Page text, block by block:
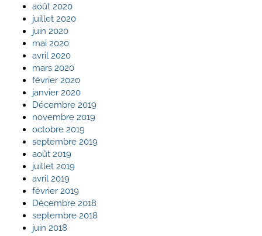
août 2020
juillet 2020
juin 2020
mai 2020
avril 2020
mars 2020
février 2020
janvier 2020
Décembre 2019
novembre 2019
octobre 2019
septembre 2019
août 2019
juillet 2019
avril 2019
février 2019
Décembre 2018
septembre 2018
juin 2018